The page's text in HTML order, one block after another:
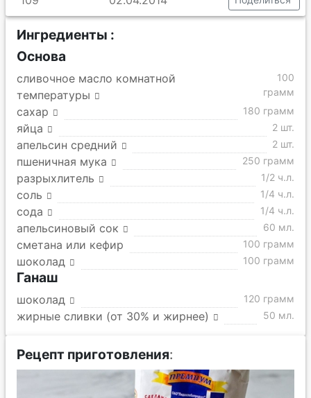
Ингредиенты :
Основа
сливочное масло комнатной
температуры
100
грамм
сахар 180 грамм
яйца 2 шт.
апельсин средний 2 шт.
пшеничная мука 250 грамм
разрыхлитель 1/2 ч.л.
соль 1/4 ч.л.
сода 1/4 ч.л.
апельсиновый сок 60 мл.
сметана или кефир 100 грамм
шоколад 100 грамм
Ганаш
шоколад 120 грамм
жирные сливки (от 30% и жирнее) 50 мл.
Рецепт приготовления: